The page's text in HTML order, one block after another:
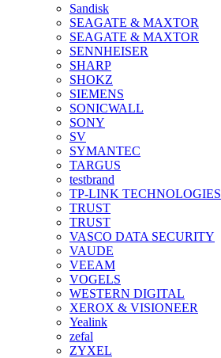
Sandisk
SEAGATE & MAXTOR
SEAGATE & MAXTOR
SENNHEISER
SHARP
SHOKZ
SIEMENS
SONICWALL
SONY
SV
SYMANTEC
TARGUS
testbrand
TP-LINK TECHNOLOGIES
TRUST
TRUST
VASCO DATA SECURITY
VAUDE
VEEAM
VOGELS
WESTERN DIGITAL
XEROX & VISIONEER
Yealink
zefal
ZYXEL